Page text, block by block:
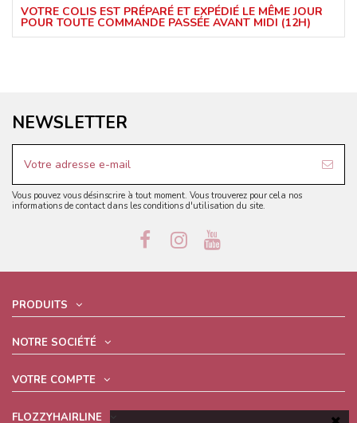
VOTRE COLIS EST PRÉPARÉ ET EXPÉDIÉ LE MÊME JOUR
POUR TOUTE COMMANDE PASSÉE AVANT MIDI (12H)
NEWSLETTER
Vous pouvez vous désinscrire à tout moment. Vous trouverez pour cela nos
informations de contact dans les conditions d'utilisation du site.
PRODUITS
NOTRE SOCIÉTÉ
VOTRE COMPTE
FLOZZYHAIRLINE